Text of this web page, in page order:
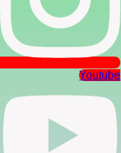
Youtube